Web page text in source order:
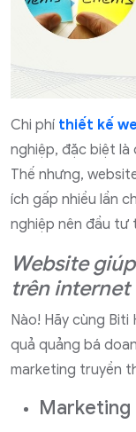
Chi phí thiết kế
nghiệp, đặc biệt là
Thế nhưng,
ích gấp nhiều lần
nghiệp nên đầu tư
Website
trên internet
Nào! Hãy cùng Biti
quả quảng bá
marketing truyền